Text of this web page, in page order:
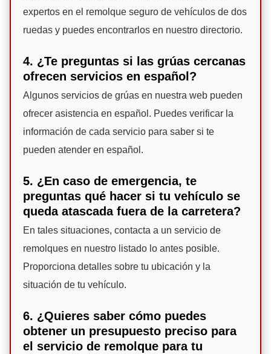
expertos en el remolque seguro de vehículos de dos
ruedas y puedes encontrarlos en nuestro directorio.
4. ¿Te preguntas si las grúas cercanas
ofrecen servicios en español?
Algunos servicios de grúas en nuestra web pueden
ofrecer asistencia en español. Puedes verificar la
información de cada servicio para saber si te
pueden atender en español.
5. ¿En caso de emergencia, te
preguntas qué hacer si tu vehículo se
queda atascada fuera de la carretera?
En tales situaciones, contacta a un servicio de
remolques en nuestro listado lo antes posible.
Proporciona detalles sobre tu ubicación y la
situación de tu vehículo.
6. ¿Quieres saber cómo puedes
obtener un presupuesto preciso para
el servicio de remolque para tu